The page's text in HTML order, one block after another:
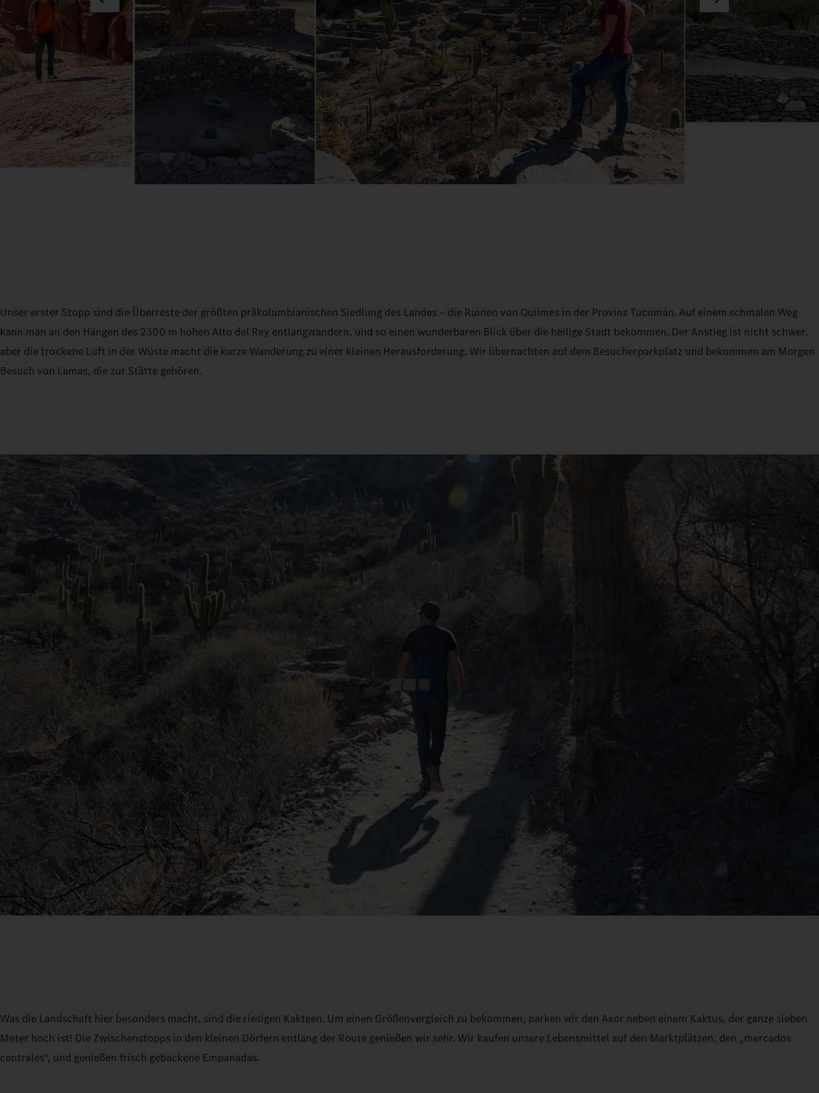
Unser erster Stopp sind die Überreste der größten präkolumbianischen Siedlung des Landes – die Ruinen von Quilmes in der Provinz Tucumán. Auf einem schmalen Weg
kann man an den Hängen des 2300 m hohen Alto del Rey entlangwandern, und so einen wunderbaren Blick über die heilige Stadt bekommen. Der Anstieg ist nicht schwer,
aber die trockene Luft in der Wüste macht die kurze Wanderung zu einer kleinen Herausforderung. Wir übernachten auf dem Besucherparkplatz und bekommen am Morgen
Besuch von Lamas, die zur Stätte gehören.
Was die Landschaft hier besonders macht, sind die riesigen Kakteen. Um einen Größenvergleich zu bekommen, parken wir den Axor neben einem Kaktus, der ganze sieben
Meter hoch ist! Die Zwischenstopps in den kleinen Dörfern entlang der Route genießen wir sehr. Wir kaufen unsere Lebensmittel auf den Marktplätzen, den „mercados
centrales“, und genießen frisch gebackene Empanadas.